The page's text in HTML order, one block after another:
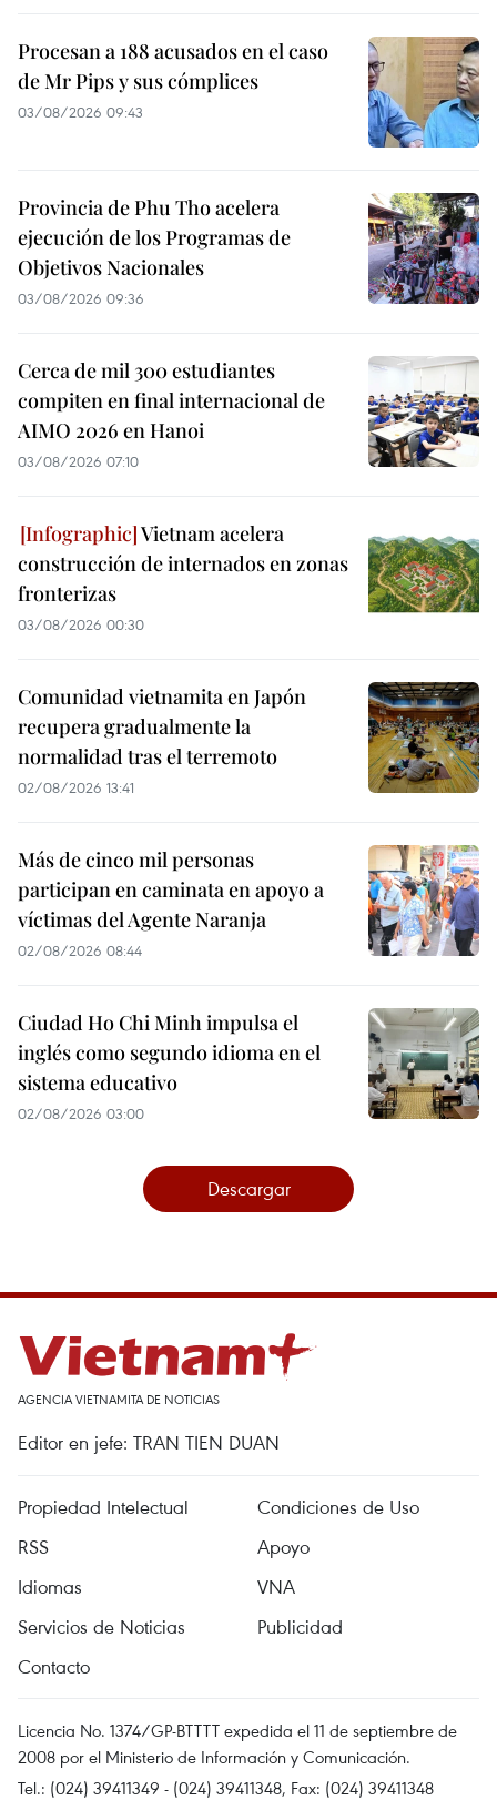
Procesan a 188 acusados en el caso
de Mr Pips y sus cómplices
03/08/2026 09:43
Provincia de Phu Tho acelera
ejecución de los Programas de
Objetivos Nacionales
03/08/2026 09:36
Cerca de mil 300 estudiantes
compiten en final internacional de
AIMO 2026 en Hanoi
03/08/2026 07:10
Vietnam acelera
construcción de internados en zonas
fronterizas
03/08/2026 00:30
Comunidad vietnamita en Japón
recupera gradualmente la
normalidad tras el terremoto
02/08/2026 13:41
Más de cinco mil personas
participan en caminata en apoyo a
víctimas del Agente Naranja
02/08/2026 08:44
Ciudad Ho Chi Minh impulsa el
inglés como segundo idioma en el
sistema educativo
02/08/2026 03:00
Descargar
AGENCIA VIETNAMITA DE NOTICIAS
Editor en jefe: TRAN TIEN DUAN
Propiedad Intelectual
Condiciones de Uso
RSS
Apoyo
Idiomas
VNA
Servicios de Noticias
Publicidad
Contacto
Licencia No. 1374/GP-BTTTT expedida el 11 de septiembre de
2008 por el Ministerio de Información y Comunicación.
Tel.: (024) 39411349 - (024) 39411348, Fax: (024) 39411348